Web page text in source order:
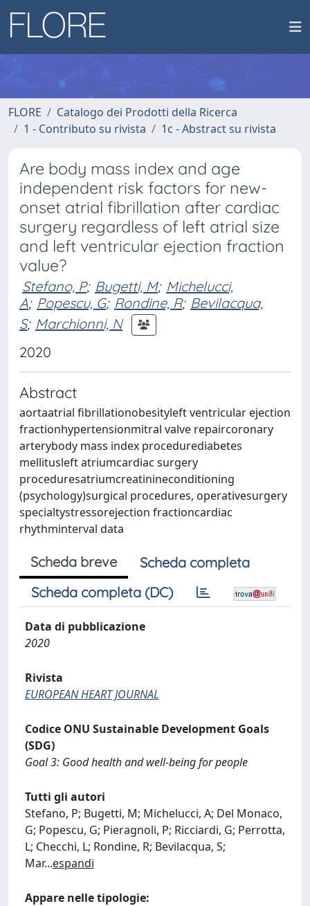
FLORE
Catalogo dei Prodotti della Ricerca
1 - Contributo su rivista
1c - Abstract su rivista
Are body mass index and age
independent risk factors for new-
onset atrial fibrillation after cardiac
surgery regardless of left atrial size
and left ventricular ejection fraction
value?
Stefano, P; Bugetti, M; Michelucci,
A; Popescu, G; Rondine, R; Bevilacqua,
S; Marchionni, N
2020
Abstract
aortaatrial fibrillationobesityleft ventricular ejection
fractionhypertensionmitral valve repaircoronary
arterybody mass index procedurediabetes
mellitusleft atriumcardiac surgery
proceduresatriumcreatinineconditioning
(psychology)surgical procedures, operativesurgery
specialtystressorejection fractioncardiac
rhythminterval data
Scheda breve
Scheda completa
Scheda completa (DC)
Data di pubblicazione
2020
Rivista
EUROPEAN HEART JOURNAL
Codice ONU Sustainable Development Goals
(SDG)
Goal 3: Good health and well-being for people
Tutti gli autori
Stefano, P; Bugetti, M; Michelucci, A; Del Monaco,
G; Popescu, G; Pieragnoli, P; Ricciardi, G; Perrotta,
L; Checchi, L; Rondine, R; Bevilacqua, S;
Mar...espandi
Appare nelle tipologie: